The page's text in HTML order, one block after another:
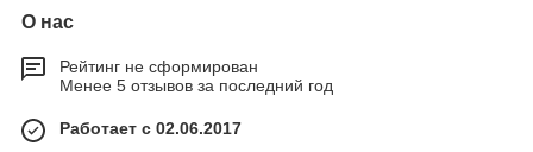
Корпус клапана изготовлен из высококачественной латуни,
что обеспечивает долговечность и устойчивость к коррозии.
Прочные уплотнения гарантируют герметичность и
надежную работу клапана.
О нас
Рейтинг не сформирован
Менее 5 отзывов за последний год
Работает с 02.06.2017